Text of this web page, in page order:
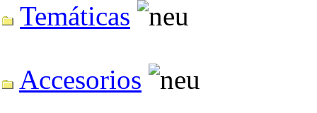
Temáticas
Accesorios